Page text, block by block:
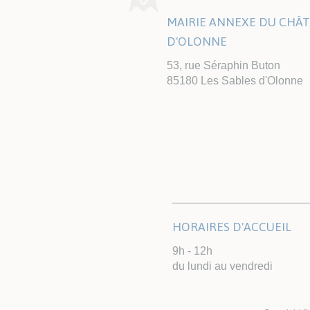
MAIRIE ANNEXE DU
D'OLONNE
53, rue Séraphin Buton
85180 Les Sables d'Olonne
HORAIRES D'ACCUEIL
9h - 12h
du lundi au vendredi